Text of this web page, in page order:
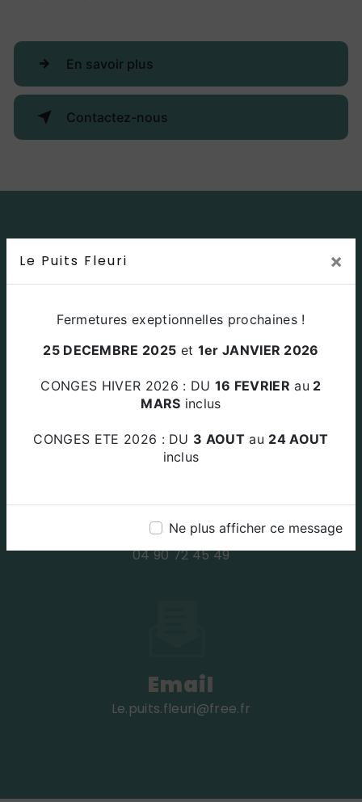
Le Puits Fleuri ×
Fermetures exeptionnelles prochaines !
25 DECEMBRE 2025 et 1er JANVIER 2026
CONGES HIVER 2026 : DU 16 FEVRIER au 2
MARS inclus
CONGES ETE 2026 : DU 3 AOUT au 24 AOUT
inclus
Ne plus afficher ce message
En savoir plus
Contactez-nous
Adresse
Za Le Plan Des Amandiers 84220
BEAUMETTES
Téléphone
04 90 72 45 49
Email
le.puits.fleuri@free.fr